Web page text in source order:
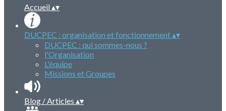
Accueil ▴▾
DUCPEC : organisation et fonctionnement▴▾
DUCPEC : qui sommes-nous ?
l'Organisation
L'équipe
Missions et Groupes
Blog / Articles ▴▾